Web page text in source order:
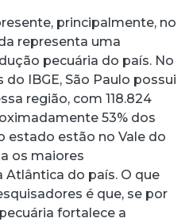
principalmente, no
representa uma
pecuária do país. No
IBGE, São Paulo possui
região, com 118.824
53% dos
estado estão no Vale do
os maiores
do país. O que
é que, se por
fortalece a